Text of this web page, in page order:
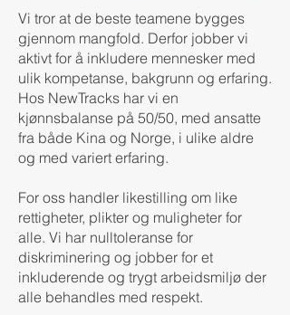
Vi tror at de beste teamene bygges
gjennom mangfold. Derfor jobber vi
aktivt for å inkludere mennesker med
ulik kompetanse, bakgrunn og erfaring.
Hos NewTracks har vi en
kjønnsbalanse på 50/50, med ansatte
fra både Kina og Norge, i ulike aldre
og med variert erfaring.
For oss handler likestilling om like
rettigheter, plikter og muligheter for
alle. Vi har nulltoleranse for
diskriminering og jobber for et
inkluderende og trygt arbeidsmiljø der
alle behandles med respekt.